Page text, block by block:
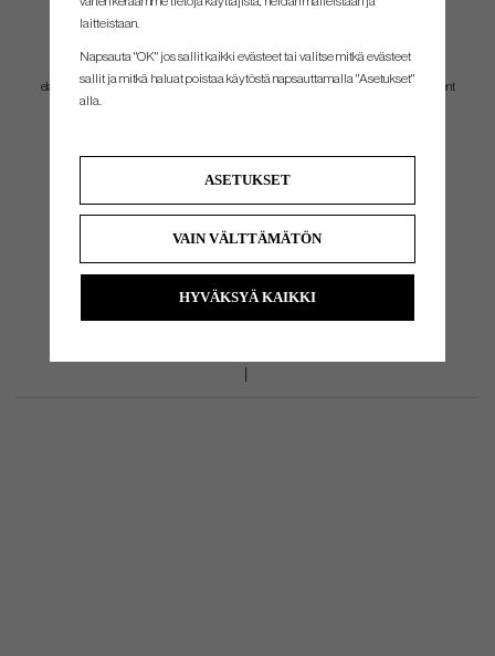
More spin on scoring shots around the green
elastomer cover and a new, faster high-gradient core provide more wedge spin and excellent
laitteistaan.
Napsauta "OK" jos sallit kaikki evästeet tai valitse mitkä evästeet
sallit ja mitkä haluat poistaa käytöstä napsauttamalla "Asetukset"
alla.
ASETUKSET
VAIN VÄLTTÄMÄTÖN
HYVÄKSYÄ KAIKKI